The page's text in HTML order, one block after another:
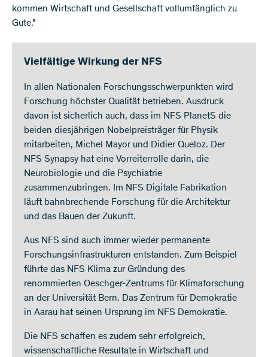
kommen Wirtschaft und Gesellschaft vollumfänglich zu
Gute."
​Vielfältige Wirkung d​​er NFS
In allen Nationalen Forschungsschwerpunkten wird
Forschung höchster Qualität betrieben. Ausdruck
davon ist sicherlich auch, dass im NFS PlanetS die
beiden diesjährigen Nobelpreisträger für Physik
mitarbeiten, Michel Mayor und Didier Queloz. Der
NFS Synapsy hat eine Vorreiterrolle darin, die
Neurobiologie und die Psychiatrie
zusammenzubringen. Im NFS Digitale Fabrikation
läuft bahnbrechende Forschung für die Architektur
und das Bauen der Zukunft.
Aus NFS sind auch immer wieder permanente
Forschungsinfrastrukturen entstanden. Zum Beispiel
führte das NFS Klima zur Gründung des
renommierten Oeschger-Zentrums für Klimaforschung
an der Universität Bern. Das Zentrum für Demokratie
in Aarau hat seinen Ursprung im NFS Demokratie.
Die NFS schaffen es zudem sehr erfolgreich,
wissenschaftliche Resultate in Wirtschaft und